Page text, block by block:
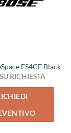
FS4CE Black
RICHIESTA